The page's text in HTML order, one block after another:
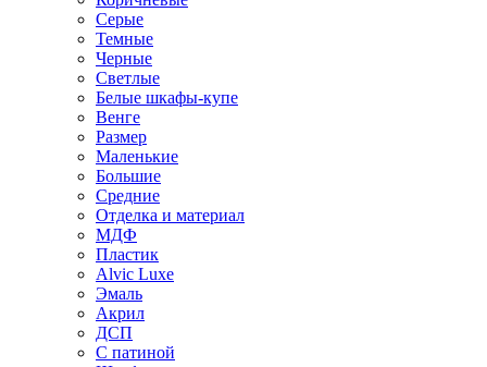
Серые
Темные
Черные
Светлые
Белые шкафы-купе
Венге
Размер
Маленькие
Большие
Средние
Отделка и материал
МДФ
Пластик
Alvic Luxe
Эмаль
Акрил
ДСП
С патиной